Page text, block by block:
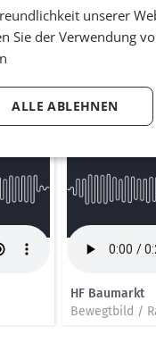
HF Baumarkt
Bewegtbild /
unserer
Sie der Verwendung
ALLE ABLEHNEN